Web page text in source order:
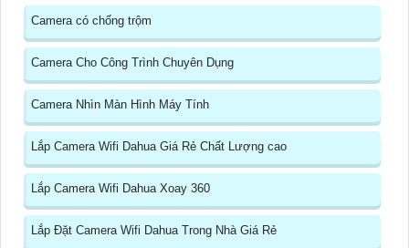
Camera có chống trộm
Camera Cho Công Trình Chuyên Dụng
Camera Nhìn Màn Hình Máy Tính
Lắp Camera Wifi Dahua Giá Rẻ Chất Lượng cao
Lắp Camera Wifi Dahua Xoay 360
Lắp Đặt Camera Wifi Dahua Trong Nhà Giá Rẻ